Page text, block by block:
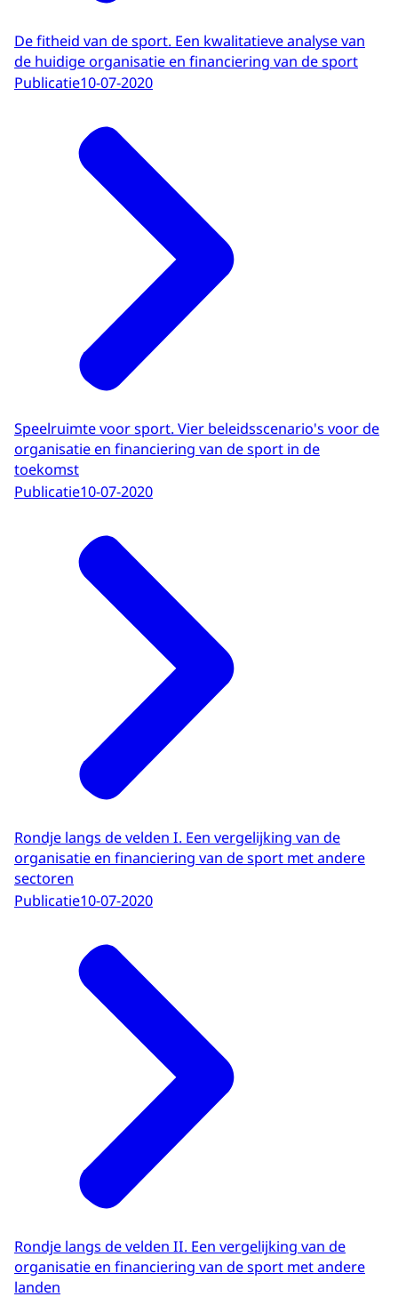
De fitheid van de sport. Een kwalitatieve analyse van
de huidige organisatie en financiering van de sport
Publicatie10-07-2020
Speelruimte voor sport. Vier beleidsscenario's voor de
organisatie en financiering van de sport in de
toekomst
Publicatie10-07-2020
Rondje langs de velden I. Een vergelijking van de
organisatie en financiering van de sport met andere
sectoren
Publicatie10-07-2020
Rondje langs de velden II. Een vergelijking van de
organisatie en financiering van de sport met andere
landen